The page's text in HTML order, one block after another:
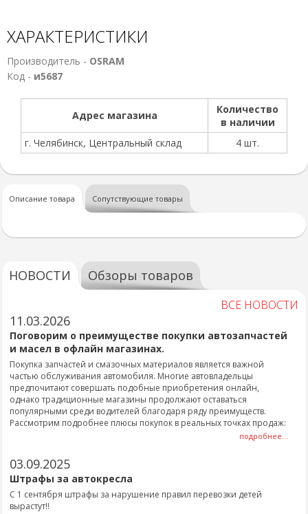
ХАРАКТЕРИСТИКИ
Производитель - OSRAM
Код - и5687
Адрес магазина
Количество
в наличии
г. Челябинск, Центральный склад
4 шт.
Описание товара Сопутствующие товары
НОВОСТИ Обзоры товаров
ВСЕ НОВОСТИ
11.03.2026
Поговорим о преимуществе покупки автозапчастей
и масел в офлайн магазинах.
Покупка запчастей и смазочных материалов является важной
частью обслуживания автомобиля. Многие автовладельцы
предпочитают совершать подобные приобретения онлайн,
однако традиционные магазины продолжают оставаться
популярными среди водителей благодаря ряду преимуществ.
Рассмотрим подробнее плюсы покупок в реальных точках продаж:
подробнее...
03.09.2025
Штрафы за автокресла
С 1 сентября штрафы за нарушение правил перевозки детей
вырастут!!